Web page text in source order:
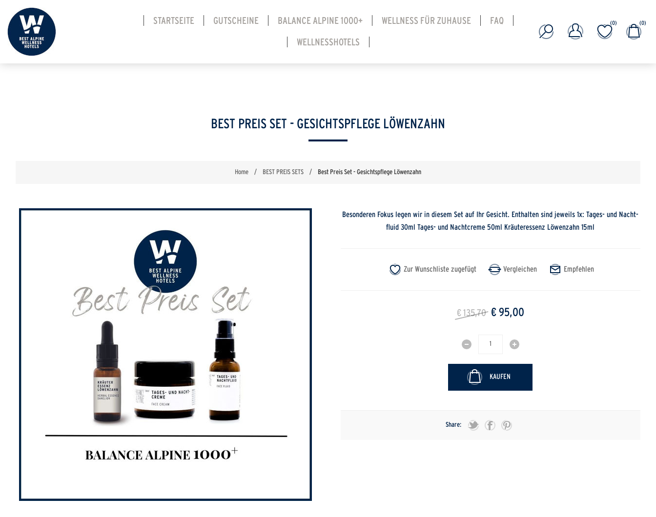
STARTSEITE GUTSCHEINE BALANCE ALPINE 1000+ WELLNESS FÜR ZUHAUSE FAQ
WELLNESSHOTELS
(0) (0)
Home / BEST PREIS SETS / Best Preis Set - Gesichtspflege Löwenzahn
BEST PREIS SET - GESICHTSPFLEGE LÖWENZAHN
Besonderen Fokus legen wir in diesem Set auf Ihr Gesicht. Enthalten sind jeweils 1x: Tages- und Nacht­
fluid 30ml Tages- und Nacht­creme 50ml Kräuteressenz Löwenzahn 15ml
€ 135,70 € 95,00
KAUFEN
Share: